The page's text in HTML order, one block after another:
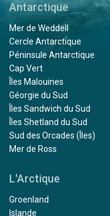
Antarctique
Mer de Weddell
Cercle Antarctique
Péninsule Antarctique
Cap Vert
Îles Malouines
Géorgie du Sud
Îles Sandwich du Sud
Îles Shetland du Sud
Sud des Orcades (Îles)
Mer de Ross
L'Arctique
Groenland
Islande